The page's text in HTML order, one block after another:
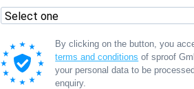
By clicking on the button, you
terms and conditions of sproof
your personal data to be
enquiry.